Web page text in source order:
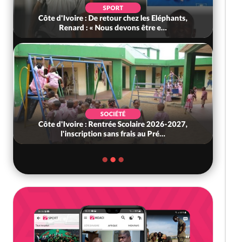
SPORT
Côte d'Ivoire : De retour chez les Eléphants,
Renard : « Nous devons être e...
SOCIÉTÉ
Côte d'Ivoire : Rentrée Scolaire 2026-2027,
l'inscription sans frais au Pré...